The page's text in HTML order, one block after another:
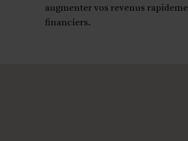
augmenter vos revenus
financiers.